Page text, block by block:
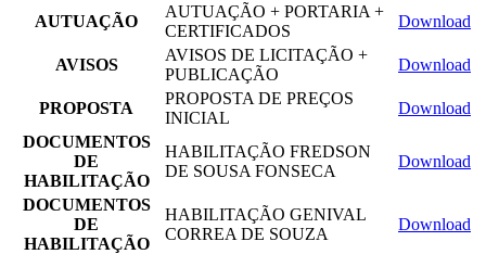
AUTUAÇÃO
AUTUAÇÃO + PORTARIA +
CERTIFICADOS
Download
AVISOS
AVISOS DE LICITAÇÃO +
PUBLICAÇÃO
Download
PROPOSTA
PROPOSTA DE PREÇOS
INICIAL
Download
DOCUMENTOS
DE
HABILITAÇÃO
HABILITAÇÃO FREDSON
DE SOUSA FONSECA
Download
DOCUMENTOS
DE
HABILITAÇÃO
HABILITAÇÃO GENIVAL
CORREA DE SOUZA
Download